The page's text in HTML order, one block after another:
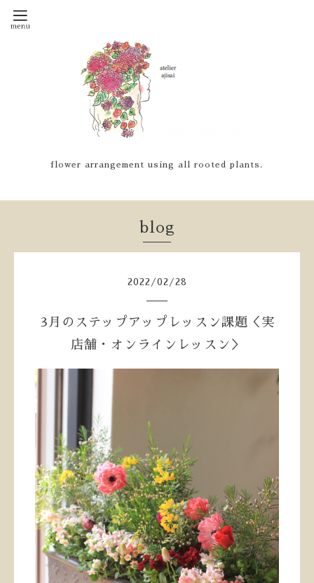
flower arrangement using all rooted plants.
blog
2022 /02 /28
3月のステップアップレッスン課題＜実
店舗・オンラインレッスン＞